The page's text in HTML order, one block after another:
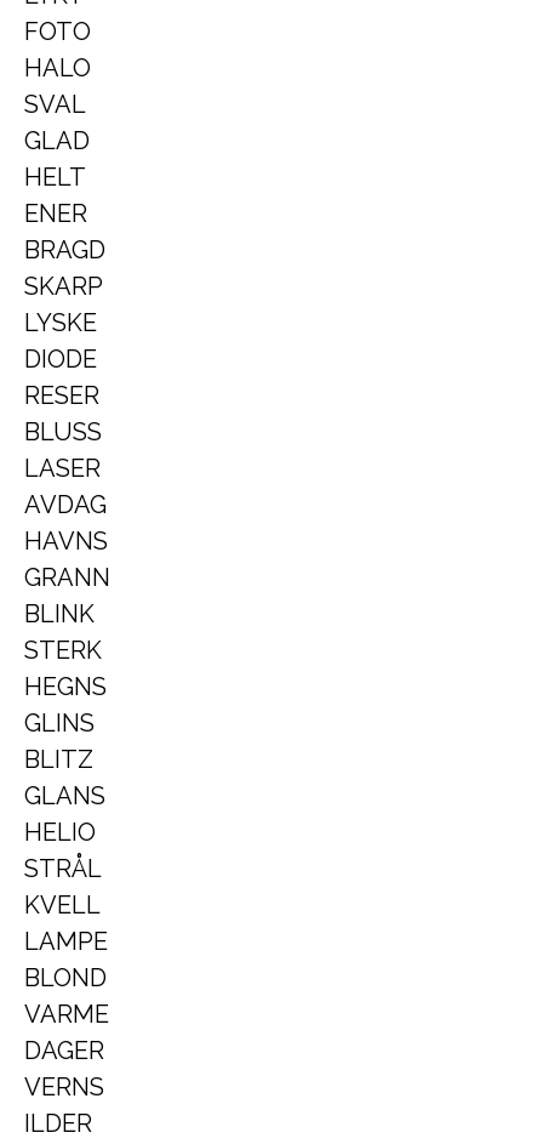
FOTO
HALO
SVAL
GLAD
HELT
ENER
BRAGD
SKARP
LYSKE
DIODE
RESER
BLUSS
LASER
AVDAG
HAVNS
GRANN
BLINK
STERK
HEGNS
GLINS
BLITZ
GLANS
HELIO
STRÅL
KVELL
LAMPE
BLOND
VARME
DAGER
VERNS
ILDER